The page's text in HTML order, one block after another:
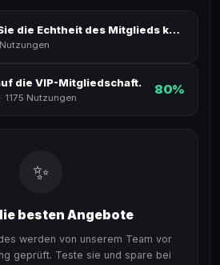
Überprüfen Sie die Echtheit des Mitglieds kostenlos.
die VIP-Mitgliedschaft.
· 1175 Nutzungen
80%
✨
besten Angebote
werden von unserem Team vor
geprüft. Teste sie und spare bei